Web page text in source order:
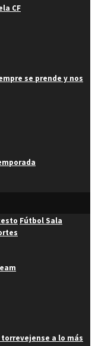
CF
se prende y nos
Fútbol Sala
a lo más